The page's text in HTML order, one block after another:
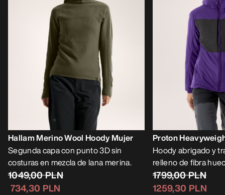
Hallam Merino Wool Hoody Mujer
Segunda capa con punto 3D sin
costuras en mezcla de lana merina.
1049,00 PLN
734,30 PLN
Proton
Hoody abrigado y
relleno de fibra
1799,00 PLN
1259,30 PLN